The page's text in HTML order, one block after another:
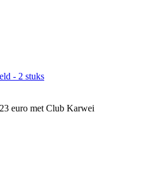
- 2 stuks
euro met Club Karwei